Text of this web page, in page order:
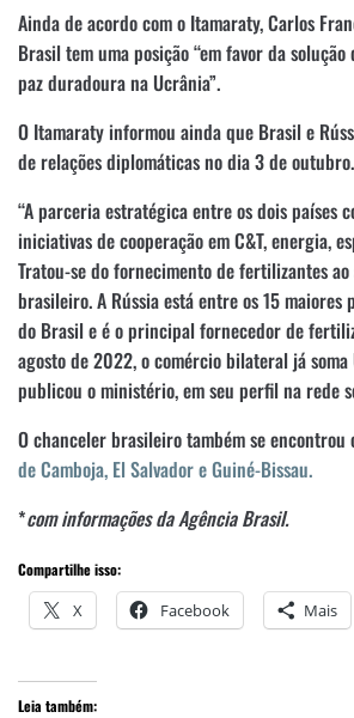
Ainda de acordo com o Itamaraty, Carlos
Brasil tem uma posição “em favor da
paz duradoura na Ucrânia”.
O Itamaraty informou ainda que Brasil e
de relações diplomáticas no dia 3 de outubro.
“A parceria estratégica entre os dois países
iniciativas de cooperação em C&T, energia,
Tratou-se do fornecimento de fertilizantes
brasileiro. A Rússia está entre os 15 maiores
do Brasil e é o principal fornecedor de
agosto de 2022, o comércio bilateral já soma
publicou o ministério, em seu perfil na rede
O chanceler brasileiro também se encontrou
de Camboja, El Salvador e Guiné-Bissau.
*com informações da Agência Brasil.
Compartilhe isso:
X Facebook Mais
Leia também: